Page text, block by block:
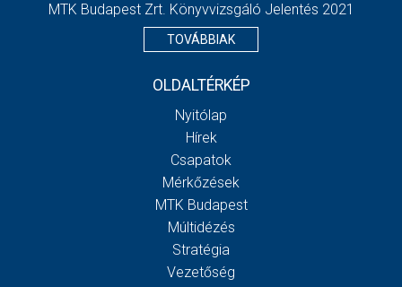
MTK Budapest Zrt. Könyvvizsgáló Jelentés 2021
TOVÁBBIAK
OLDALTÉRKÉP
Nyitólap
Hírek
Csapatok
Mérkőzések
MTK Budapest
Múltidézés
Stratégia
Vezetőség